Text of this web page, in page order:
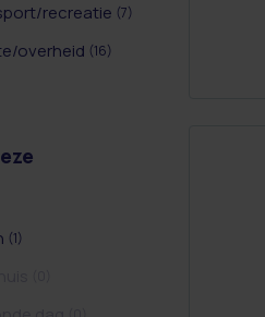
recreatie (7)
overheid (16)
(1)